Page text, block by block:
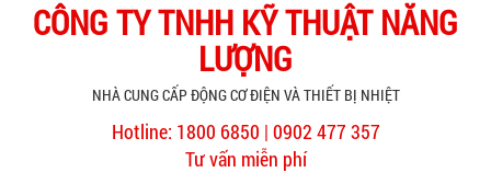
CÔNG TY TNHH KỸ THUẬT NĂNG
LƯỢNG
NHÀ CUNG CẤP ĐỘNG CƠ ĐIỆN VÀ THIẾT BỊ NHIỆT
Hotline: 1800 6850 | 0902 477 357
Tư vấn miễn phí